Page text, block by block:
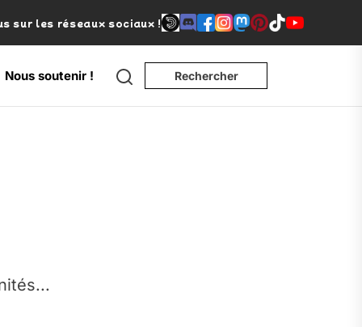
sur les réseaux sociaux !
Nous soutenir ! Search Rechercher